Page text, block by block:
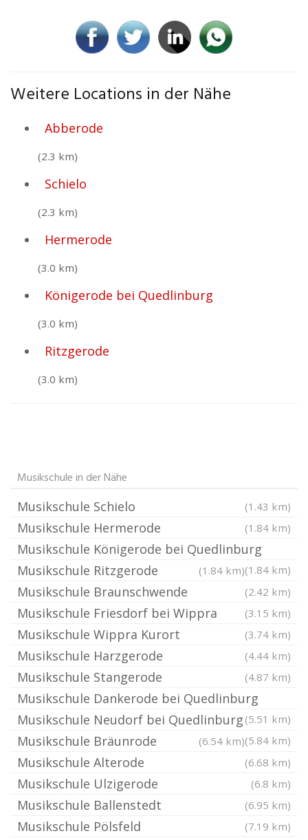
Weitere Locations in der Nähe
Abberode
(2.3 km)
Schielo
(2.3 km)
Hermerode
(3.0 km)
Königerode bei Quedlinburg
(3.0 km)
Ritzgerode
(3.0 km)
Musikschule in der Nähe
Musikschule Schielo (1.43 km)
Musikschule Hermerode (1.84 km)
Musikschule Königerode bei Quedlinburg
(1.84 km)
Musikschule Ritzgerode (1.84 km)
Musikschule Braunschwende (2.42 km)
Musikschule Friesdorf bei Wippra (3.15 km)
Musikschule Wippra Kurort (3.74 km)
Musikschule Harzgerode (4.44 km)
Musikschule Stangerode (4.87 km)
Musikschule Dankerode bei Quedlinburg
(5.51 km)
Musikschule Neudorf bei Quedlinburg
(5.84 km)
Musikschule Bräunrode (6.54 km)
Musikschule Alterode (6.68 km)
Musikschule Ulzigerode (6.8 km)
Musikschule Ballenstedt (6.95 km)
Musikschule Pölsfeld (7.19 km)